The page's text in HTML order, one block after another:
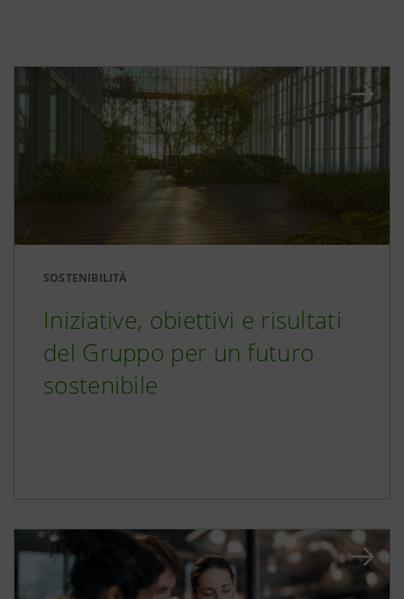
SOSTENIBILITÀ
Iniziative, obiettivi e risultati
del Gruppo per un futuro
sostenibile